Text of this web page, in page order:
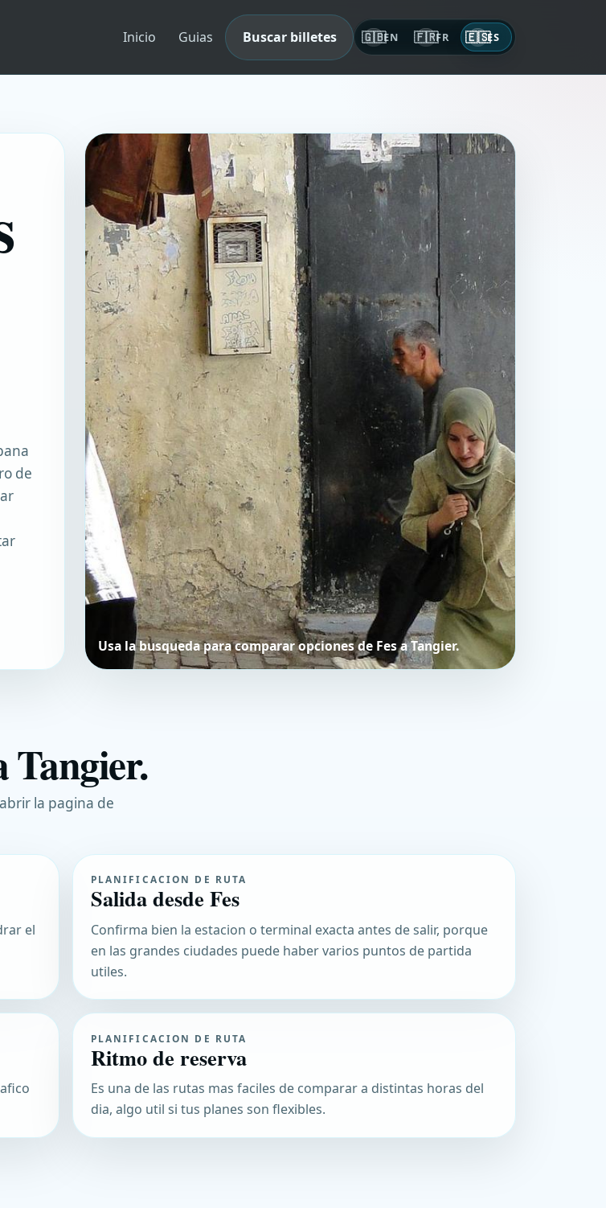
Inicio Guias Buscar billetes 🇬🇧EN 🇫🇷FR 🇪🇸ES
de
Usa la busqueda para comparar opciones de Fes a Tangier.
Tangier.
la pagina de
el
PLANIFICACION DE RUTA
Salida desde Fes
Confirma bien la estacion o terminal exacta antes de salir, porque
en las grandes ciudades puede haber varios puntos de partida
utiles.
PLANIFICACION DE RUTA
Ritmo de reserva
Es una de las rutas mas faciles de comparar a distintas horas del
dia, algo util si tus planes son flexibles.